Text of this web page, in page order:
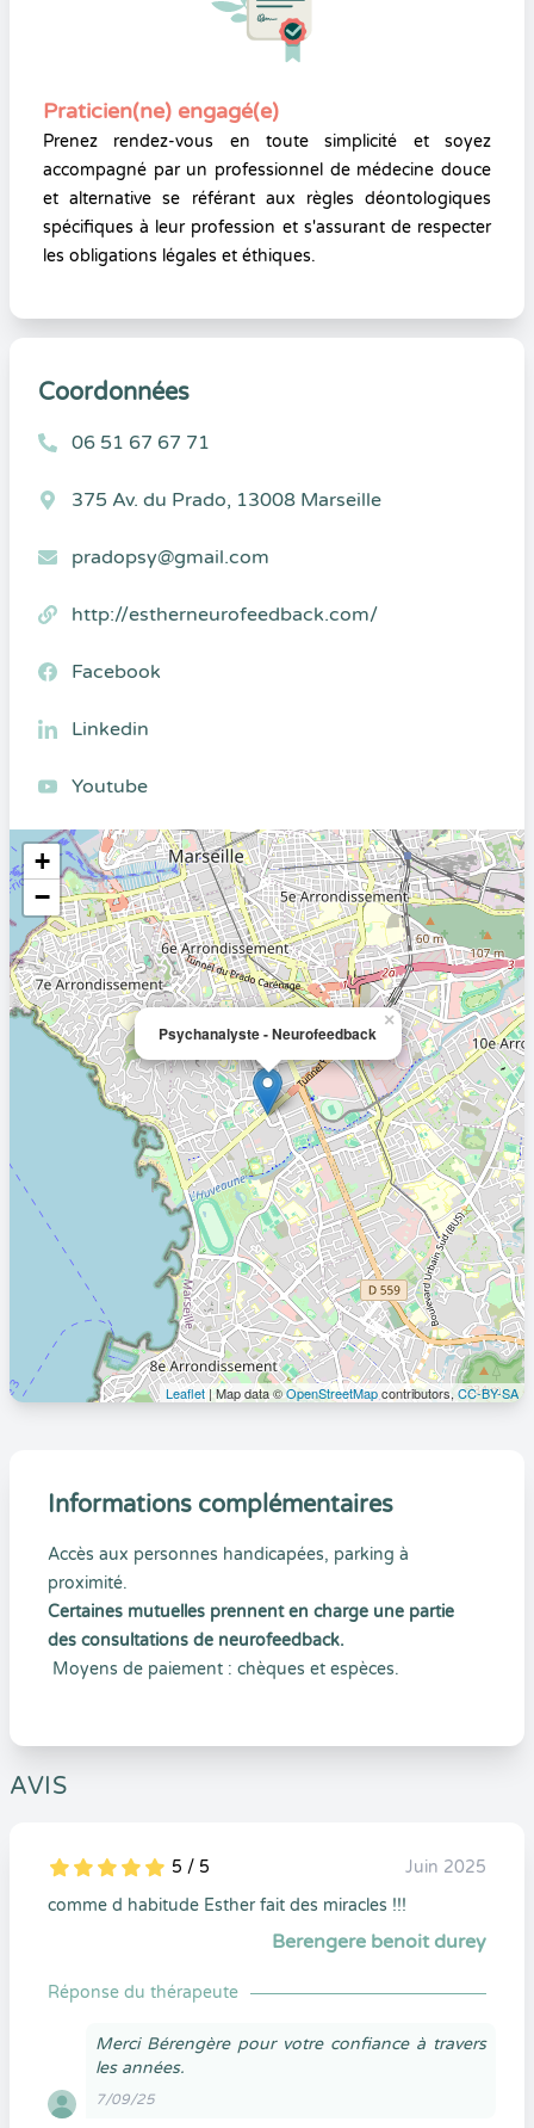
Praticien(ne) engagé(e)
Prenez rendez-vous en toute simplicité et soyez
accompagné par un professionnel de médecine douce
et alternative se référant aux règles déontologiques
spécifiques à leur profession et s'assurant de respecter
les obligations légales et éthiques.
Coordonnées
06 51 67 67 71
375 Av. du Prado, 13008 Marseille
pradopsy@gmail.com
http://estherneurofeedback.com/
Facebook
Linkedin
Youtube
Psychanalyste - Neurofeedback
×
+
−
Leaflet | Map data ©OpenStreetMapcontributors, CC-BY-SA
Informations complémentaires
Accès aux personnes handicapées, parking à
proximité.
Certaines mutuelles prennent en charge une partie
des consultations de neurofeedback.
Moyens de paiement : chèques et espèces.
AVIS
5
1
5
0 5 / 5
Juin 2025
comme d habitude Esther fait des miracles !!!
Berengere benoit durey
Réponse du thérapeute
Merci Bérengère pour votre confiance à travers
les années.
7/09/25